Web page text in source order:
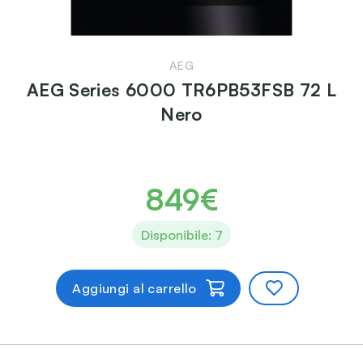
AEG
AEG Series 6000 TR6PB53FSB 72 L
Nero
849€
Disponibile: 7
Aggiungi al carrello